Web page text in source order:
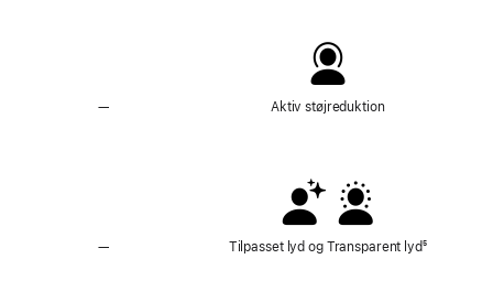
—
—
Aktiv støjreduktion
Tilpasset lyd og Transparent lydFodnote
⁵